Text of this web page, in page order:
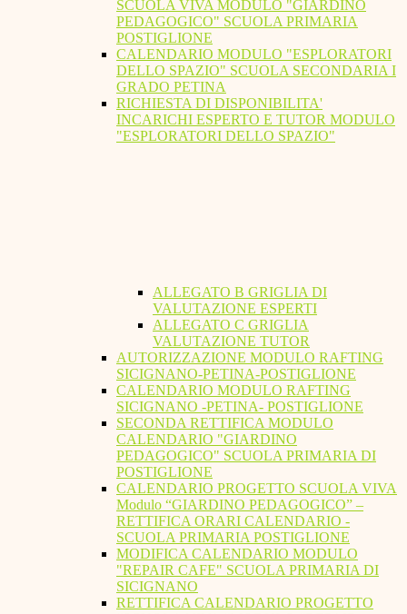
SCUOLA VIVA MODULO "GIARDINO
PEDAGOGICO" SCUOLA PRIMARIA
POSTIGLIONE
CALENDARIO MODULO "ESPLORATORI
DELLO SPAZIO" SCUOLA SECONDARIA I
GRADO PETINA
RICHIESTA DI DISPONIBILITA'
INCARICHI ESPERTO E TUTOR MODULO
"ESPLORATORI DELLO SPAZIO"
ALLEGATO B GRIGLIA DI
VALUTAZIONE ESPERTI
ALLEGATO C GRIGLIA
VALUTAZIONE TUTOR
AUTORIZZAZIONE MODULO RAFTING
SICIGNANO-PETINA-POSTIGLIONE
CALENDARIO MODULO RAFTING
SICIGNANO -PETINA- POSTIGLIONE
SECONDA RETTIFICA MODULO
CALENDARIO "GIARDINO
PEDAGOGICO" SCUOLA PRIMARIA DI
POSTIGLIONE
CALENDARIO PROGETTO SCUOLA VIVA
Modulo “GIARDINO PEDAGOGICO” –
RETTIFICA ORARI CALENDARIO -
SCUOLA PRIMARIA POSTIGLIONE
MODIFICA CALENDARIO MODULO
"REPAIR CAFE" SCUOLA PRIMARIA DI
SICIGNANO
RETTIFICA CALENDARIO PROGETTO